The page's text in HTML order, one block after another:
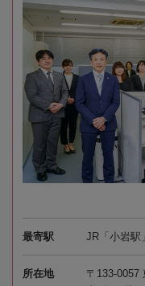
最寄駅 JR「小岩駅
所在地
〒133-0057